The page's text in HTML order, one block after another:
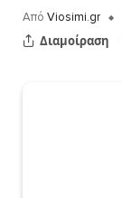
Από Viosimi.gr
Διαμοίραση